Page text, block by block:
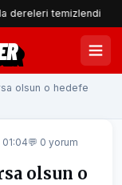
olsun o hedefe
01:04💬 0 yorum
olsun o